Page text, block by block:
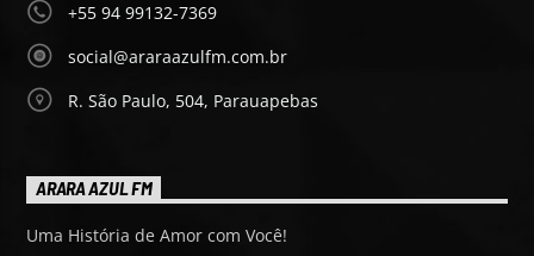
+55 94 99132-7369
social@araraazulfm.com.br
R. São Paulo, 504, Parauapebas
ARARA AZUL FM
Uma História de Amor com Você!